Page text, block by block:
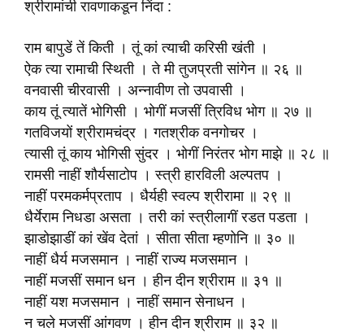
श्रीरामांची रावणाकडून निंदा :
राम बापुडें तें किती । तूं कां त्याची करिसी खंती ।
ऐक त्या रामाची स्थिती । ते मी तुजप्रती सांगेन ॥ २६ ॥
वनवासी चीरवासी । अन्नावीण तो उपवासी ।
काय तूं त्यातें भोगिसी । भोगीं मजसीं त्रिविध भोग ॥ २७ ॥
गतविजयों श्रीरामचंद्र । गतश्रीक वनगोचर ।
त्यासी तूं काय भोगिसी सुंदर । भोगीं निरंतर भोग माझे ॥ २८ ॥
रामसी नाहीं शौर्यसाटोप । स्त्री हारविली अल्पतप ।
नाहीं परमकर्मप्रताप । धैर्यही स्वल्प श्रीरामा ॥ २९ ॥
धैर्येराम निधडा असता । तरी कां स्त्रीलागीं रडत पडता ।
झाडोझाडीं कां खेंव देतां । सीता सीता म्हणोनि ॥ ३० ॥
नाहीं धैर्य मजसमान । नाहीं राज्य मजसमान ।
नाहीं मजसीं समान धन । हीन दीन श्रीराम ॥ ३१ ॥
नाहीं यश मजसमान । नाहीं समान सेनाधन ।
न चले मजसीं आंगवण । हीन दीन श्रीराम ॥ ३२ ॥